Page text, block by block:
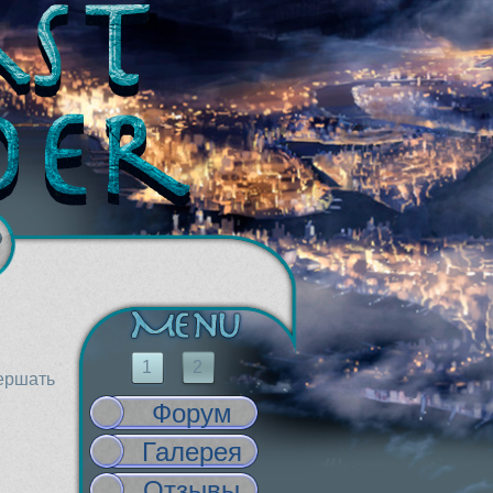
1 2
Форум
Галерея